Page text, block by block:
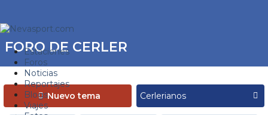
Estaciones
Foros
Noticias
Reportajes
Blogs
Viajes
FORO DE CERLER
Nuevo tema